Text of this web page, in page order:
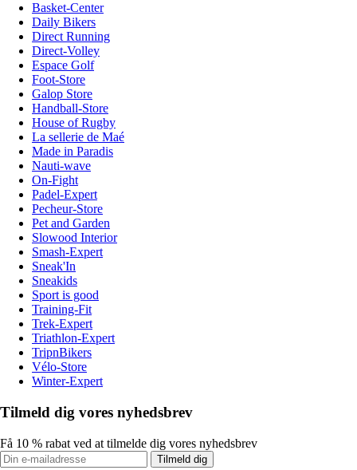
Basket-Center
Daily Bikers
Direct Running
Direct-Volley
Espace Golf
Foot-Store
Galop Store
Handball-Store
House of Rugby
La sellerie de Maé
Made in Paradis
Nauti-wave
On-Fight
Padel-Expert
Pecheur-Store
Pet and Garden
Slowood Interior
Smash-Expert
Sneak'In
Sneakids
Sport is good
Training-Fit
Trek-Expert
Triathlon-Expert
TripnBikers
Vélo-Store
Winter-Expert
Tilmeld dig vores nyhedsbrev
Få 10 % rabat ved at tilmelde dig vores nyhedsbrev
Tilmeld dig